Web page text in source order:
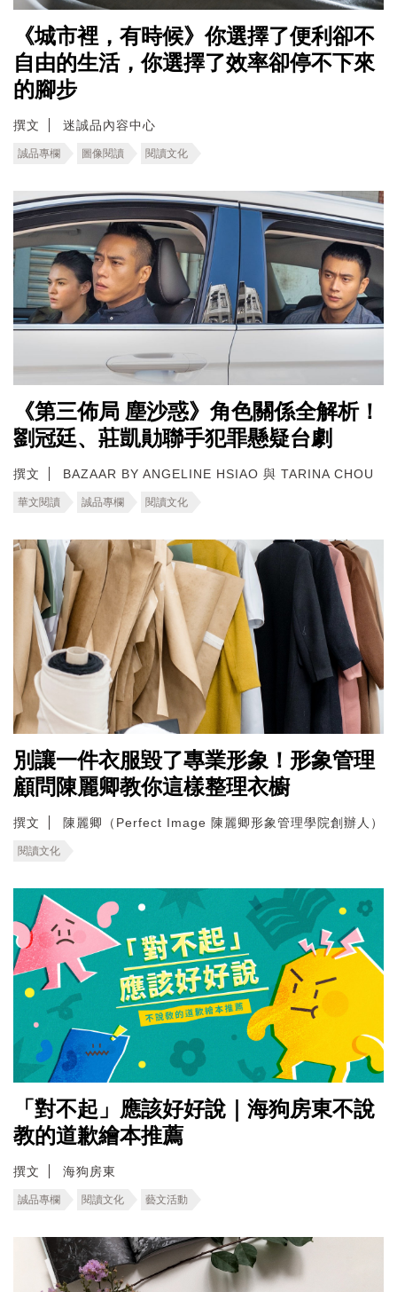
《城市裡，有時候》你選擇了便利卻不
自由的生活，你選擇了效率卻停不下來
的腳步
撰文 迷誠品內容中心
誠品專欄 圖像閱讀 閱讀文化
《第三佈局 塵沙惑》角色關係全解析！
劉冠廷、莊凱勛聯手犯罪懸疑台劇
撰文 BAZAAR BY ANGELINE HSIAO 與 TARINA CHOU
華文閱讀 誠品專欄 閱讀文化
別讓一件衣服毀了專業形象！形象管理
顧問陳麗卿教你這樣整理衣櫥
撰文 陳麗卿（Perfect Image 陳麗卿形象管理學院創辦人）
閱讀文化
「對不起」應該好好說｜海狗房東不說
教的道歉繪本推薦
撰文 海狗房東
誠品專欄 閱讀文化 藝文活動